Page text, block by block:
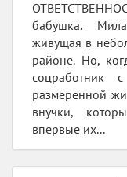
бабушка.
живущая в
районе. Но,
соцработник
размеренной
внучки,
впервые их...